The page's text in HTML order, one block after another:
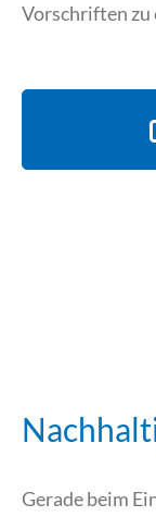
Vorschriften zu
Gerade beim